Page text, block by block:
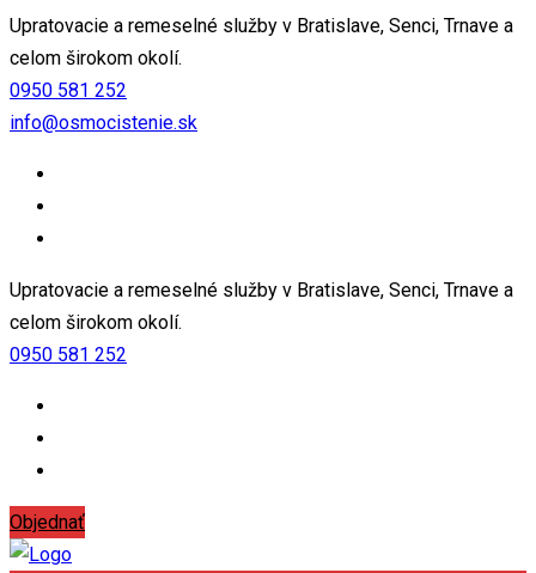
Upratovacie a remeselné služby v Bratislave, Senci, Trnave a
celom širokom okolí.
0950 581 252
info@osmocistenie.sk
Upratovacie a remeselné služby v Bratislave, Senci, Trnave a
celom širokom okolí.
0950 581 252
Objednať